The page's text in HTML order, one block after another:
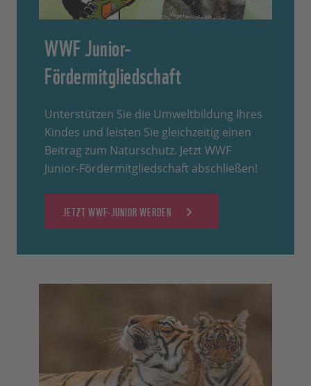
WWF Junior-
Fördermitgliedschaft
Unterstützen Sie die Umweltbildung Ihres
Kindes und leisten Sie gleichzeitig einen
Beitrag zum Naturschutz. Jetzt WWF
Junior-Fördermitgliedschaft abschließen!
JETZT WWF-JUNIOR WERDEN